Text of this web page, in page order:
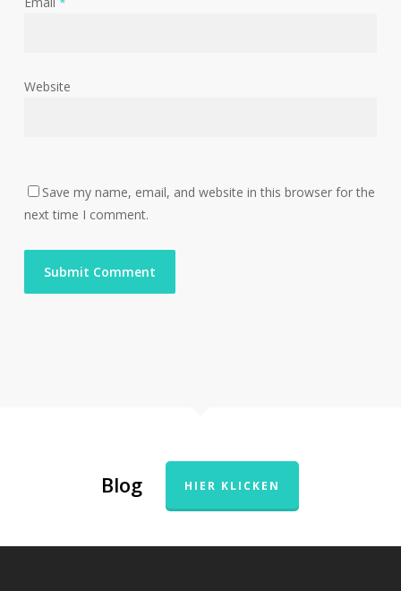
Website
Save my name, email, and website in this browser for the
next time I comment.
Blog HIER KLICKEN